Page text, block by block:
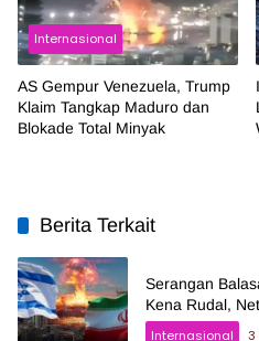
Internasional
AS Gempur Venezuela, Trump
Klaim Tangkap Maduro dan
Blokade Total Minyak
Berita Terkait
Serangan
Kena Rudal,
Internasional
3